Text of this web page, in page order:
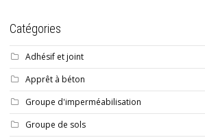
Catégories
Adhésif et joint
Apprêt à béton
Groupe d'imperméabilisation
Groupe de sols